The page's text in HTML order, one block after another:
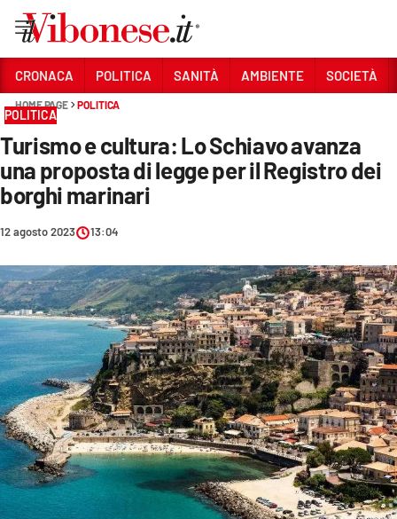
Sezioni
CRONACA
POLITICA
SOCIETÀ
CULTURA
ECONOMIA E LAVORO
EVENTI
SPORT
Streaming
CRONACA POLITICA SANITÀ AMBIENTE SOCIETÀ
HOME PAGE POLITICA
POLITICA
Turismo e cultura: Lo Schiavo avanza
una proposta di legge per il Registro dei
borghi marinari
12 agosto 2023 13:04